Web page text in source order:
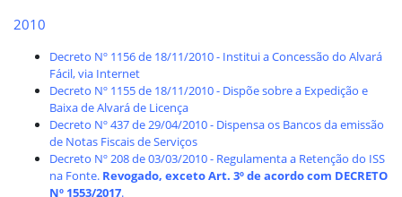
2010
Decreto Nº 1156 de 18/11/2010 - Institui a Concessão do Alvará
Fácil, via Internet
Decreto Nº 1155 de 18/11/2010 - Dispõe sobre a Expedição e
Baixa de Alvará de Licença
Decreto Nº 437 de 29/04/2010 - Dispensa os Bancos da emissão
de Notas Fiscais de Serviços
Decreto Nº 208 de 03/03/2010 - Regulamenta a Retenção do ISS
na Fonte. Revogado, exceto Art. 3º de acordo com DECRETO
Nº 1553/2017.